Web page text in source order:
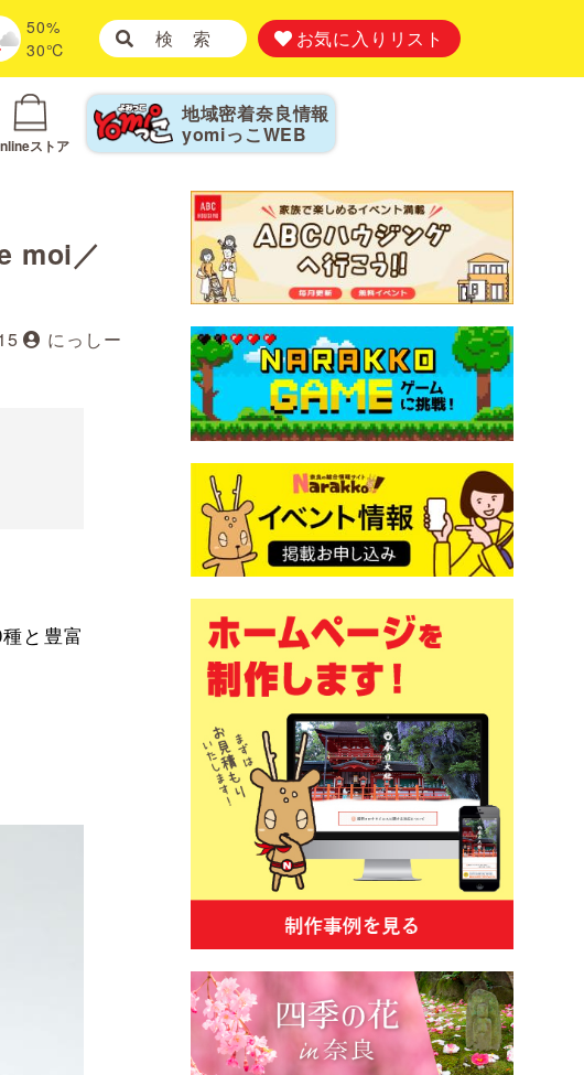
50%
30℃
検 索 お気に入りリスト
ストア
地域密着奈良情報
yomiっこ WEB
moi／
にっしー
と豊富